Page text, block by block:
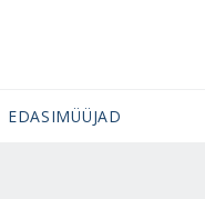
EDASIMÜÜJAD